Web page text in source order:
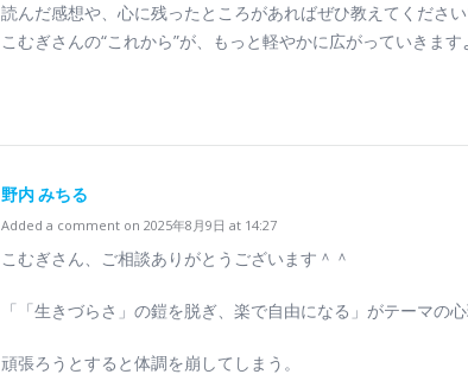
読んだ感想や、心に残ったところがあればぜひ教えてくださ
こむぎさんの“これから”が、もっと軽やかに広がっていきます
野内 みちる
Added a comment on 2025年8月9日 at 14:27
こむぎさん、ご相談ありがとうございます＾＾
「「生きづらさ」の鎧を脱ぎ、楽で自由になる」がテーマの
頑張ろうとすると体調を崩してしまう。